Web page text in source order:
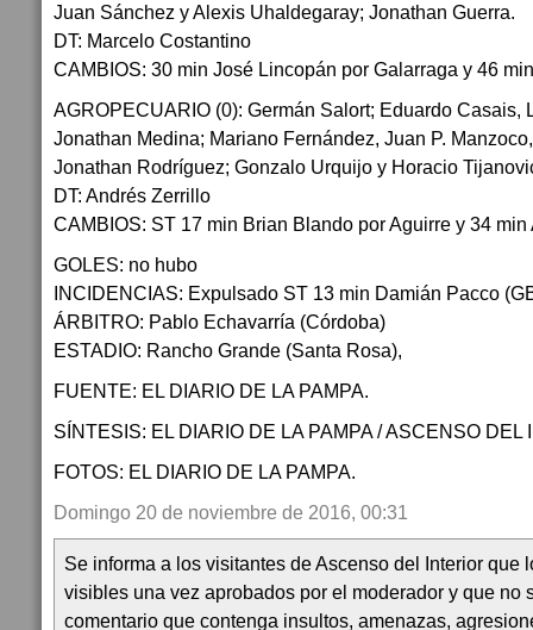
Juan Sánchez y Alexis Uhaldegaray; Jonathan Guerra.
DT: Marcelo Costantino
CAMBIOS: 30 min José Lincopán por Galarraga y 46
AGROPECUARIO (0): Germán Salort; Eduardo Casais,
Jonathan Medina; Mariano Fernández, Juan P.
Jonathan Rodríguez; Gonzalo Urquijo y Horacio
DT: Andrés Zerrillo
CAMBIOS: ST 17 min Brian Blando por Aguirre y 34
GOLES: no hubo
INCIDENCIAS: Expulsado ST 13 min Damián Pacco
ÁRBITRO: Pablo Echavarría (Córdoba)
ESTADIO: Rancho Grande (Santa Rosa),
FUENTE: EL DIARIO DE LA PAMPA.
SÍNTESIS: EL DIARIO DE LA PAMPA / ASCENSO DEL
FOTOS: EL DIARIO DE LA PAMPA.
Domingo 20 de noviembre de 2016, 00:31
Se informa a los visitantes de Ascenso del Interior que
visibles una vez aprobados por el moderador y que no
comentario que contenga insultos, amenazas,